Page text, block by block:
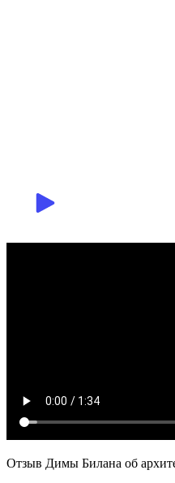
Отзыв Димы Билана об